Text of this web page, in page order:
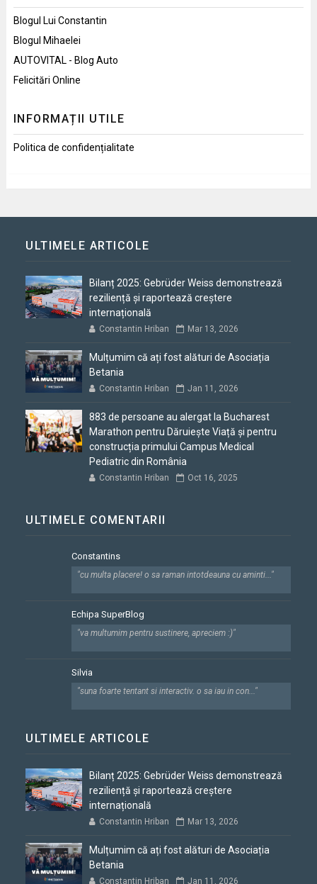
Blogul Lui Constantin
Blogul Mihaelei
AUTOVITAL - Blog Auto
Felicitări Online
INFORMAȚII UTILE
Politica de confidențialitate
ULTIMELE ARTICOLE
Bilanț 2025: Gebrüder Weiss demonstrează
reziliență și raportează creștere
internațională
Constantin Hriban Mar 13, 2026
Mulțumim că ați fost alături de Asociația
Betania
Constantin Hriban Jan 11, 2026
883 de persoane au alergat la Bucharest
Marathon pentru Dăruiește Viață și pentru
construcția primului Campus Medical
Pediatric din România
Constantin Hriban Oct 16, 2025
ULTIMELE COMENTARII
Constantins
"cu multa placere! o sa raman intotdeauna cu aminti..."
Echipa SuperBlog
"va multumim pentru sustinere, apreciem :)"
Silvia
"suna foarte tentant si interactiv. o sa iau in con..."
ULTIMELE ARTICOLE
Bilanț 2025: Gebrüder Weiss demonstrează
reziliență și raportează creștere
internațională
Constantin Hriban Mar 13, 2026
Mulțumim că ați fost alături de Asociația
Betania
Constantin Hriban Jan 11, 2026